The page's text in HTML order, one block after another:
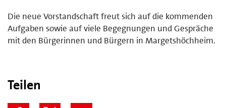
Die neue Vorstandschaft freut sich auf die kommenden
Aufgaben sowie auf viele Begegnungen und Gespräche
mit den Bürgerinnen und Bürgern in Margetshöchheim.
Teilen